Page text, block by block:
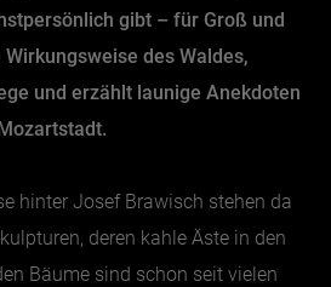
gibt – für Groß und
des Waldes,
und erzählt launige Anekdoten
hinter Josef Brawisch stehen da
deren kahle Äste in den
Bäume sind schon seit vielen